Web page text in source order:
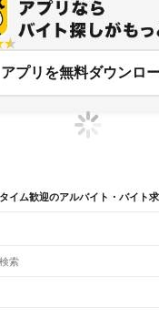
アプリを無料ダウンロ
イム歓迎のアルバイト・バイト
索